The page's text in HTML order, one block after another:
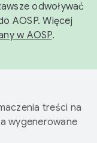
odwoływać
AOSP. Więcej
w AOSP.
treści na
wygenerowane